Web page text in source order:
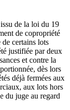
de la loi du 19
de copropriété
certains lots
justifiée par deux
et contre la
dès lors
déjà fermées aux
aux lots hors
du juge au regard